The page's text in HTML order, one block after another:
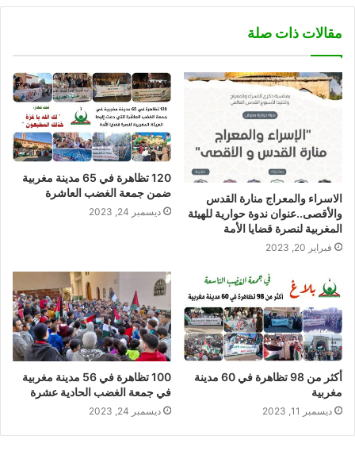
مقالات ذات صلة
الاسراء والمعراج منارة القدس
والأقصى..عنوان ندوة حوارية للهيئة
المغربية لنصرة قضايا الأمة
فبراير 20, 2023
120 تظاهرة في 65 مدينة مغربية
ضمن جمعة الغضب العاشرة
ديسمبر 24, 2023
أكثر من 98 تظاهرة في 60 مدينة
مغربية
ديسمبر 11, 2023
100 تظاهرة في 56 مدينة مغربية
في جمعة الغضب الحادية عشرة
ديسمبر 24, 2023